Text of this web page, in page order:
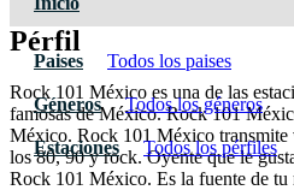
Paises Todos los paises
Géneros Todos los géneros
Estaciones Todos los pérfiles
Pérfil
Rock 101 México es una de las
famosas de México. Rock 101
México. Rock 101 México transmite
los 80, 90 y rock. Oyente que le
Rock 101 México. Es la fuente de tu